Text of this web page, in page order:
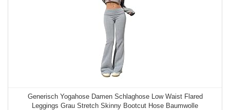
Generisch Yogahose Damen Schlaghose Low Waist Flared
Leggings Grau Stretch Skinny Bootcut Hose Baumwolle